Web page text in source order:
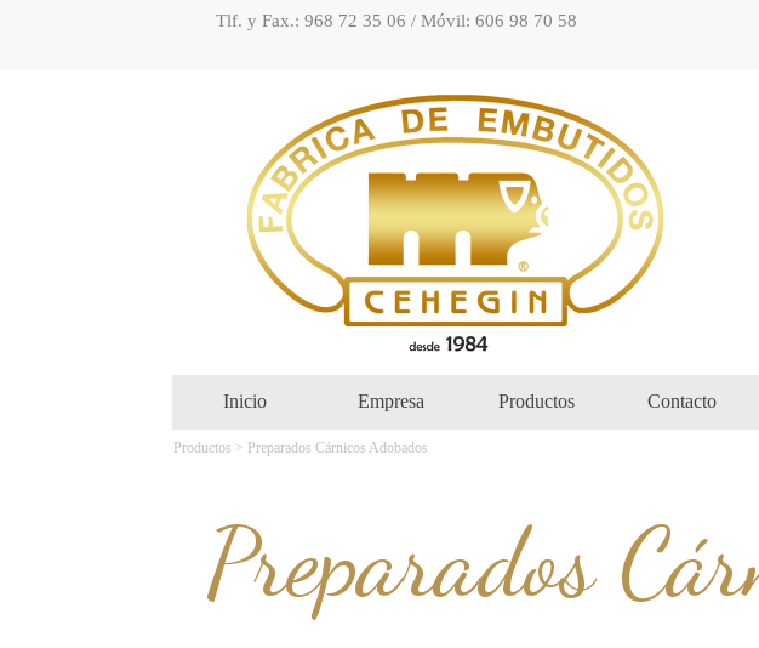
Inicio Empresa Productos Contacto
Tlf. y Fax.: 968 72 35 06 / Móvil: 606 98 70 58
Productos > Preparados Cárnicos Adobados
Preparados